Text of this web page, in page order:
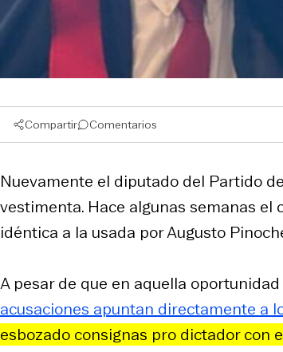
Compartir Comentarios
Nuevamente el diputado del Partido
vestimenta. Hace algunas semanas
idéntica a la usada por Augusto
A pesar de que en aquella
acusaciones apuntan directamente a
esbozado consignas pro dictador con